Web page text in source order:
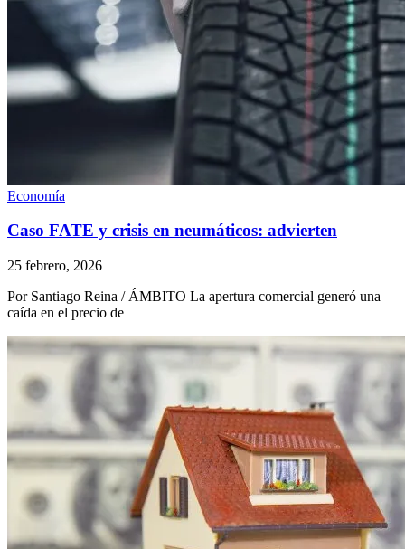
Economía
Caso FATE y crisis en neumáticos: advierten
25 febrero, 2026
Por Santiago Reina / ÁMBITO La apertura comercial generó una
caída en el precio de